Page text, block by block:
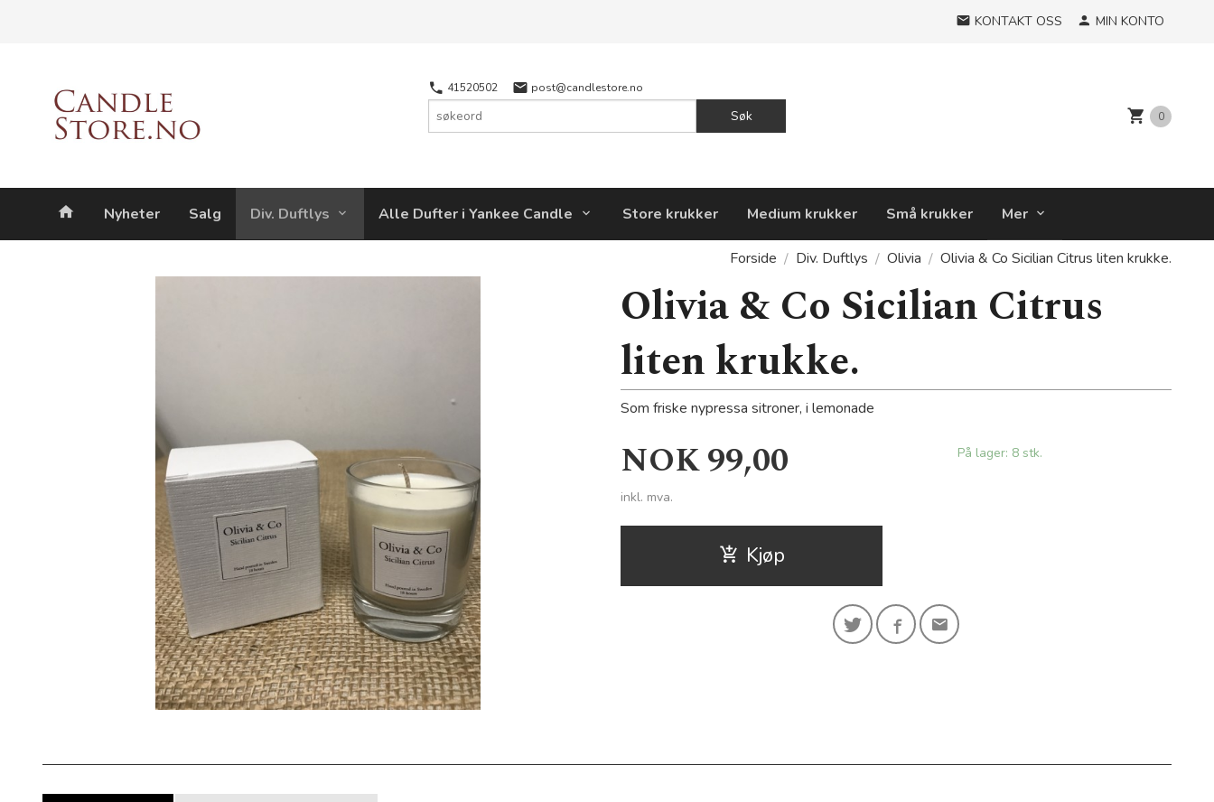
KONTAKT OSS MIN KONTO
41520502 post@candlestore.no
Søk 0
Produkter
Nyheter Salg Div. Duftlys Alle Dufter i Yankee Candle Store krukker Medium krukker Små krukker Mer
Forside Div. Duftlys Olivia Olivia & Co Sicilian Citrus liten krukke.
Olivia & Co Sicilian Citrus
liten krukke.
Som friske nypressa sitroner, i lemonade
Pris
NOK99,00
inkl. mva.
På lager: 8 stk.
Kjøp